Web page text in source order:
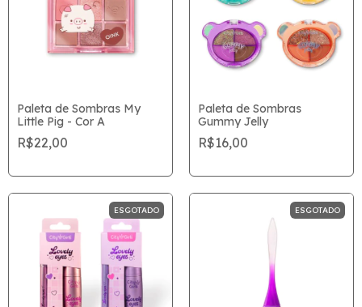
Paleta de Sombras My
Little Pig - Cor A
R$22,00
Paleta de Sombras
Gummy Jelly
R$16,00
ESGOTADO ESGOTADO